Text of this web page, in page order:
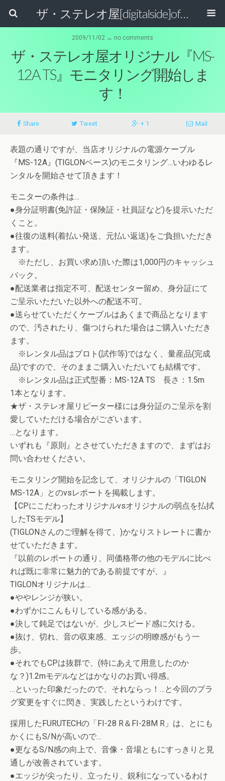
ザ・ステレオ屋[digitalside]official blog.
2009/11/02 ↔ no comments
ザ・ステレオ屋オリジナル『MS-
12A TS』モニタリング開始しま
す！
Share Tweet + 1 Mail
表題の通りですが、当店オリジナルの電源ケーブル
『MS-12A』(TIGLONベース)のモニタリング…いわゆるレ
ンタルを開始させて頂きます！
モニターの条件は…
●身分証明書(免許証・保険証・社員証など)を提示いただ
くこと。
●往復の送料(着払い発送、元払い返送)をご負担いただき
ます。
※ただし、お買い求め頂いた際は1,000円のキャッシュ
バック。
●配送業者は指定不可、配送センター留め、身分証にて
ご呈示いただいた以外への配送不可。
●送らせていただくケーブルはあくまで商品となります
ので、汚されたり、傷つけられた場合はご購入いただき
ます。
※レンタル品はプロト(試作等)ではなく、量産品(完成
品)ですので、そのままご購入いただいても結構です。
※レンタル品は正式型番：MS-12A TS 長さ：1.5m
1本となります。
★ザ・ステレオ屋リピーター様には身分証のご呈示を割
愛していただける場合がございます。
…となります。
いずれも『原則』とさせていただきますので、まずはお
問い合わせください。
モニタリング開始を記念して、オリジナルの「TIGLON
MS-12A」とのvsレポートを掲載します。
【CPにこだわったオリジナルvsオリジナルの弱点を払拭
したTSモデル】
(TIGLONさんのご理解を得て、)かなりストレートに書か
せていただきます。
『以前のレポートの通り、同価格帯の他のモデルに比べ
れば既に非常に魅力的である前提ですが、』
TIGLONオリジナルは…
●ややレンジが狭い。
●わずかにこんもりしている感がある。
●決して鈍足ではないが、少しスピード感に欠ける。
●抜け、切れ、音の収束感、エッジの明瞭感がもう一
歩。
●それでもCPは抜群で、(特にあえて用意したのか
な？)1.2mモデルなどはかなりのお買い得感。
…といった印象だったので、それならっ！…と今回のプラ
グ変更をすぐに閃き、実践したというわけです。
採用したFURUTECHの「FI-28 R＆FI-28M R」は、とにも
かくにもS/Nが高いので…
●更なるS/N感の向上で、音像・音場ともにすっきりと見
通しが改善されています。
●エッジが尖ったり、立ったり、鋭利になっているわけ